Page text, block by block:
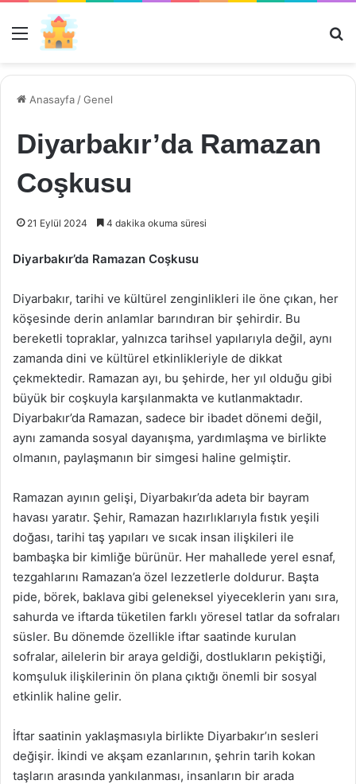
Menü
Anasayfa /Genel
Diyarbakır’da Ramazan
Coşkusu
21 Eylül 2024 4 dakika okuma süresi
Diyarbakır’da Ramazan Coşkusu
Diyarbakır, tarihi ve kültürel zenginlikleri ile öne çıkan, her
köşesinde derin anlamlar barındıran bir şehirdir. Bu
bereketli topraklar, yalnızca tarihsel yapılarıyla değil, aynı
zamanda dini ve kültürel etkinlikleriyle de dikkat
çekmektedir. Ramazan ayı, bu şehirde, her yıl olduğu gibi
büyük bir coşkuyla karşılanmakta ve kutlanmaktadır.
Diyarbakır’da Ramazan, sadece bir ibadet dönemi değil,
aynı zamanda sosyal dayanışma, yardımlaşma ve birlikte
olmanın, paylaşmanın bir simgesi haline gelmiştir.
Ramazan ayının gelişi, Diyarbakır’da adeta bir bayram
havası yaratır. Şehir, Ramazan hazırlıklarıyla fıstık yeşili
doğası, tarihi taş yapıları ve sıcak insan ilişkileri ile
bambaşka bir kimliğe bürünür. Her mahallede yerel esnaf,
tezgahlarını Ramazan’a özel lezzetlerle doldurur. Başta
pide, börek, baklava gibi geleneksel yiyeceklerin yanı sıra,
sahurda ve iftarda tüketilen farklı yöresel tatlar da sofraları
süsler. Bu dönemde özellikle iftar saatinde kurulan
sofralar, ailelerin bir araya geldiği, dostlukların pekiştiği,
komşuluk ilişkilerinin ön plana çıktığı önemli bir sosyal
etkinlik haline gelir.
İftar saatinin yaklaşmasıyla birlikte Diyarbakır’ın sesleri
değişir. İkindi ve akşam ezanlarının, şehrin tarih kokan
taşların arasında yankılanması, insanların bir arada